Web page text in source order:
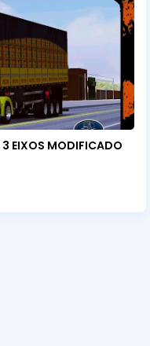
EIXOS MODIFICADO